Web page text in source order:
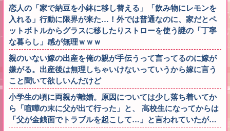
恋人の「家で納豆を小鉢に移し替える」「飲み物にレモンを
入れる」行動に限界が来た…！外では普通なのに、家だとペ
ットボトルからグラスに移したりストローを使う謎の「丁寧
な暮らし」感が無理ｗｗｗ
親のいない嫁の出産を俺の親が手伝うって言ってるのに嫁が
嫌がる。出産後は無理しちゃいけないっていうから嫁に言う
こと聞いて欲しいんだけど
小学生の頃に両親が離婚。原因については少し落ち着いてか
ら「喧嘩の末に父が出て行った」と、 高校生になってからは
「父が金銭面でトラブルを起こして…」と言われていたが…